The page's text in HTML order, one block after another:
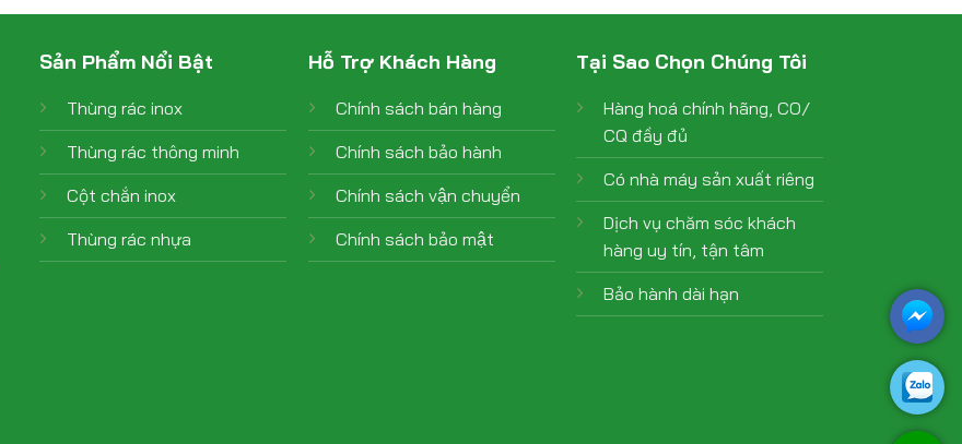
Sản Phẩm Nổi Bật
Thùng rác inox
Thùng rác thông minh
Cột chắn inox
Thùng rác nhựa
Hỗ Trợ Khách Hàng
Chính sách bán hàng
Chính sách bảo hành
Chính sách vận chuyển
Chính sách bảo mật
Tại Sao Chọn Chúng Tôi
Hàng hoá chính hãng, CO/
CQ đầy đủ
Có nhà máy sản xuất riêng
Dịch vụ chăm sóc khách
hàng uy tín, tận tâm
Bảo hành dài hạn